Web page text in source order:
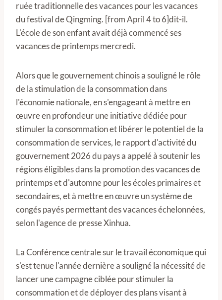
ruée traditionnelle des vacances pour les vacances
du festival de Qingming. [from April 4 to 6]dit-il.
L'école de son enfant avait déjà commencé ses
vacances de printemps mercredi.
Alors que le gouvernement chinois a souligné le rôle
de la stimulation de la consommation dans
l'économie nationale, en s'engageant à mettre en
œuvre en profondeur une initiative dédiée pour
stimuler la consommation et libérer le potentiel de la
consommation de services, le rapport d'activité du
gouvernement 2026 du pays a appelé à soutenir les
régions éligibles dans la promotion des vacances de
printemps et d'automne pour les écoles primaires et
secondaires, et à mettre en œuvre un système de
congés payés permettant des vacances échelonnées,
selon l'agence de presse Xinhua.
La Conférence centrale sur le travail économique qui
s'est tenue l'année dernière a souligné la nécessité de
lancer une campagne ciblée pour stimuler la
consommation et de déployer des plans visant à